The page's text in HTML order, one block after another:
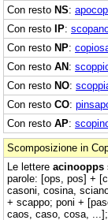
Con resto NS:
Con resto IP:
Con resto NP:
Con resto AN:
Con resto NO:
Con resto CO:
Con resto AP:
Scomposizione in
Le lettere acinoopps
parole: [ops, pos] +
casoni, cosina,
+ scappo; poni +
caos, caso, cosa,